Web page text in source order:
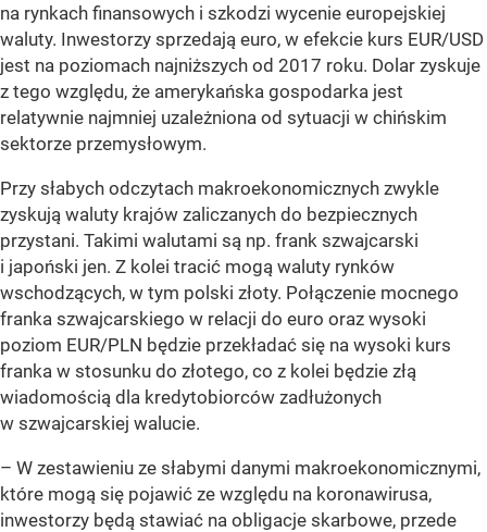
na rynkach finansowych i szkodzi wycenie europejskiej
waluty. Inwestorzy sprzedają euro, w efekcie kurs EUR/USD
jest na poziomach najniższych od 2017 roku. Dolar zyskuje
z tego względu, że amerykańska gospodarka jest
relatywnie najmniej uzależniona od sytuacji w chińskim
sektorze przemysłowym.
Przy słabych odczytach makroekonomicznych zwykle
zyskują waluty krajów zaliczanych do bezpiecznych
przystani. Takimi walutami są np. frank szwajcarski
i japoński jen. Z kolei tracić mogą waluty rynków
wschodzących, w tym polski złoty. Połączenie mocnego
franka szwajcarskiego w relacji do euro oraz wysoki
poziom EUR/PLN będzie przekładać się na wysoki kurs
franka w stosunku do złotego, co z kolei będzie złą
wiadomością dla kredytobiorców zadłużonych
w szwajcarskiej walucie.
– W zestawieniu ze słabymi danymi makroekonomicznymi,
które mogą się pojawić ze względu na koronawirusa,
inwestorzy będą stawiać na obligacje skarbowe, przede